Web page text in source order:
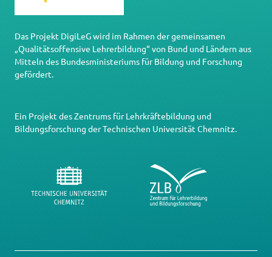
Das Projekt DigiLeG wird im Rahmen der gemeinsamen
„Qualitätsoffensive Lehrerbildung“ von Bund und Ländern aus
Mitteln des Bundesministeriums für Bildung und Forschung
gefördert.
Ein Projekt desZentrums für Lehrkräftebildung und
Bildungsforschung derTechnischen Universität Chemnitz.